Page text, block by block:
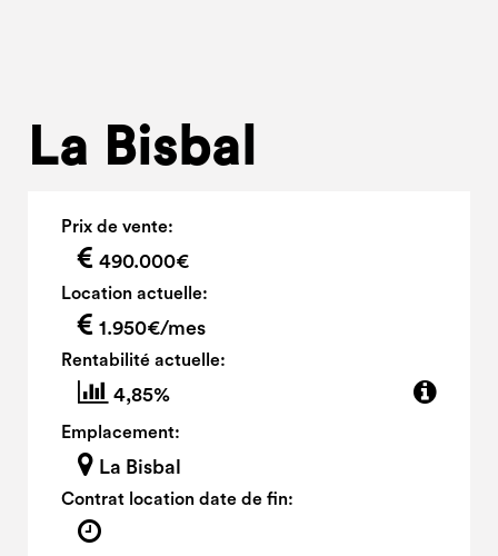
La Bisbal
Prix de vente:
490.000€
Location actuelle:
1.950€/mes
Rentabilité actuelle:
4,85%
Emplacement:
La Bisbal
Contrat location date de fin: